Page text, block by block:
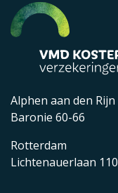
Alphen aan den Rijn
Baronie 60-66
Rotterdam
Lichtenauerlaan 110